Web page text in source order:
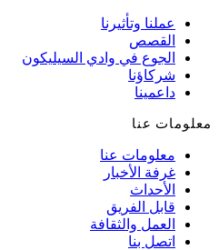
عملنا وتأثيرنا
القصص
الجوع في وادي السيليكون
شركاؤنا
داعمينا
معلومات عنا
معلومات عنا
غرفة الأخبار
الأحداث
قابل الفريق
العمل والثقافة
اتصل بنا